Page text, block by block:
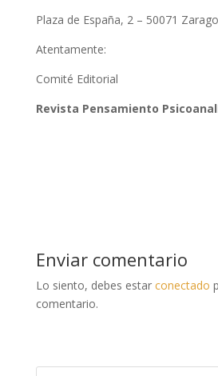
Plaza de España, 2 – 50071
Atentamente:
Comité Editorial
Revista Pensamiento
Enviar comentario
Lo siento, debes estar conectado
comentario.